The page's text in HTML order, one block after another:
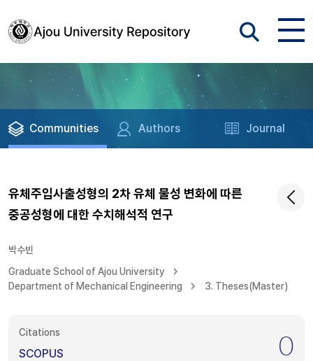
Communities Authors Journal
유체주입사출성형의 2차 유체 물성 변화에 따른
중공성형에 대한 수치해석적 연구
박수빈
Graduate School of Ajou University
Department of Mechanical Engineering
3. Theses(Master)
Citations
SCOPUS 0